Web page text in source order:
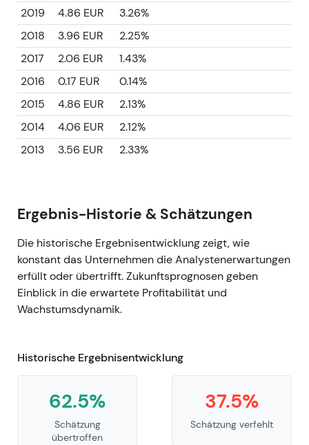
2019
4.86 EUR
3.26%
2018
3.96 EUR
2.25%
2017
2.06 EUR
1.43%
2016
0.17 EUR
0.14%
2015
4.86 EUR
2.13%
2014
4.06 EUR
2.12%
2013
3.56 EUR 2.33%
Ergebnis-Historie & Schätzungen
Die historische Ergebnisentwicklung zeigt, wie
konstant das Unternehmen die Analystenerwartungen
erfüllt oder übertrifft. Zukunftsprognosen geben
Einblick in die erwartete Profitabilität und
Wachstumsdynamik.
Historische Ergebnisentwicklung
62.5%
Schätzung
übertroffen
37.5%
Schätzung verfehlt